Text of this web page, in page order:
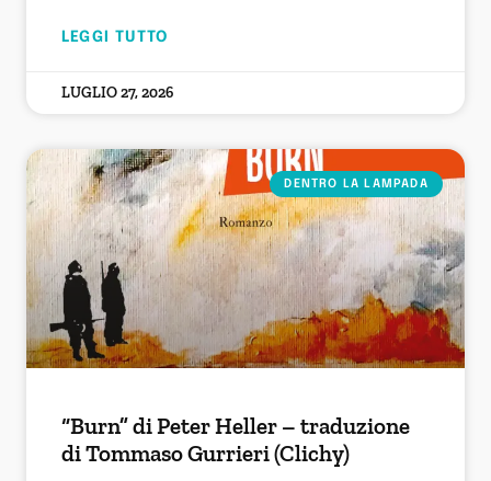
LEGGI TUTTO
LUGLIO 27, 2026
DENTRO LA LAMPADA
“Burn” di Peter Heller – traduzione
di Tommaso Gurrieri (Clichy)